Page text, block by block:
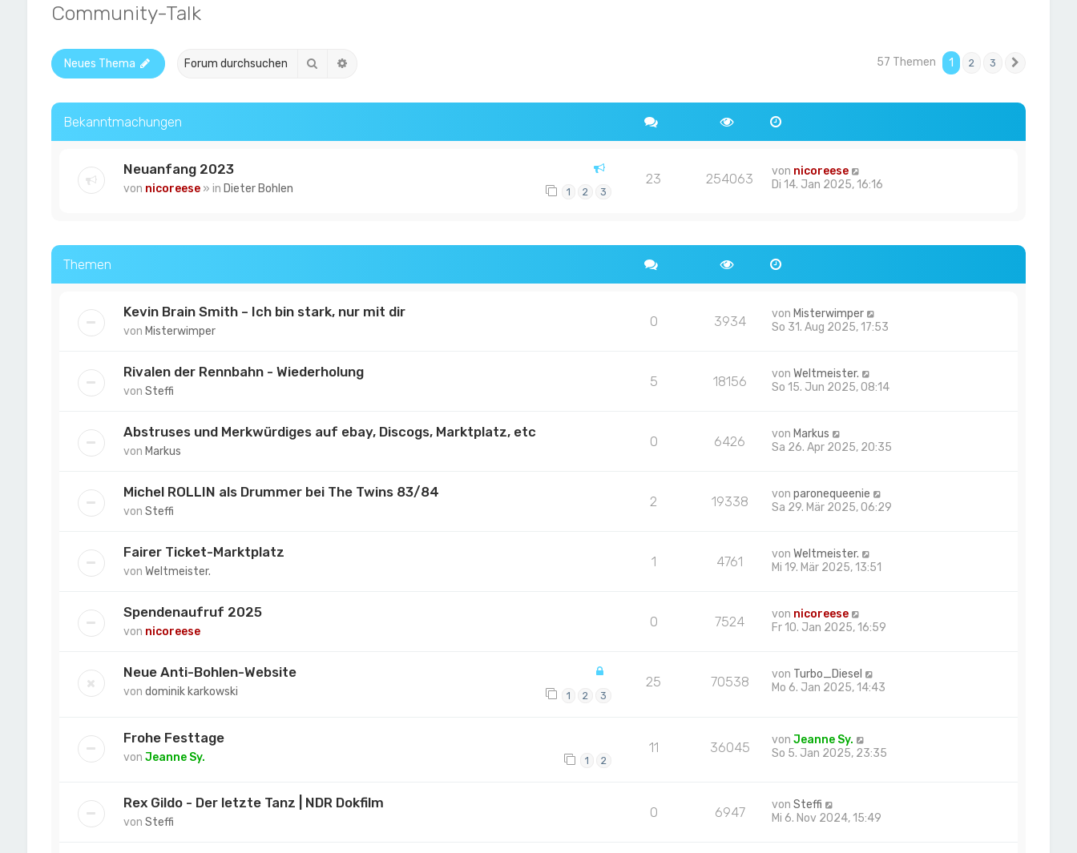
Community-Talk
Neues Thema Suche 57 Themen 1 2 3
Bekanntmachungen
Neuanfang 2023
von nicoreese » in Dieter Bohlen 1 2 3
23 254063 von nicoreese
Di 14. Jan 2025, 16:16
Themen
Kevin Brain Smith – Ich bin stark, nur mit dir
von Misterwimper
0 3934 von Misterwimper
So 31. Aug 2025, 17:53
Rivalen der Rennbahn - Wiederholung
von Steffi
5 18156 vonWeltmeister.
So 15. Jun 2025, 08:14
Abstruses und Merkwürdiges auf ebay, Discogs, Marktplatz, etc
von Markus
0 6426 von Markus
Sa 26. Apr 2025, 20:35
Michel ROLLIN als Drummer bei The Twins 83/84
von Steffi
2 19338 vonparonequeenie
Sa 29. Mär 2025, 06:29
Fairer Ticket-Marktplatz
von Weltmeister.
1 4761 vonWeltmeister.
Mi 19. Mär 2025, 13:51
Spendenaufruf 2025
von nicoreese
0 7524 von nicoreese
Fr 10. Jan 2025, 16:59
Neue Anti-Bohlen-Website
von dominik karkowski 1 2 3
25 70538 von Turbo_Diesel
Mo 6. Jan 2025, 14:43
Frohe Festtage
von Jeanne Sy. 1 2
11 36045 vonJeanne Sy.
So 5. Jan 2025, 23:35
Rex Gildo - Der letzte Tanz | NDR Dokfilm
von Steffi
0 6947 vonSteffi
Mi 6. Nov 2024, 15:49